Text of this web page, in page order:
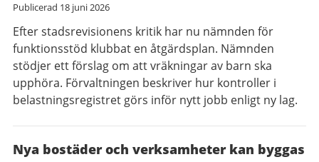
Publicerad 18 juni 2026
Efter stadsrevisionens kritik har nu nämnden för
funktionsstöd klubbat en åtgärdsplan. Nämnden
stödjer ett förslag om att vräkningar av barn ska
upphöra. Förvaltningen beskriver hur kontroller i
belastningsregistret görs inför nytt jobb enligt ny lag.
Nya bostäder och verksamheter kan byggas